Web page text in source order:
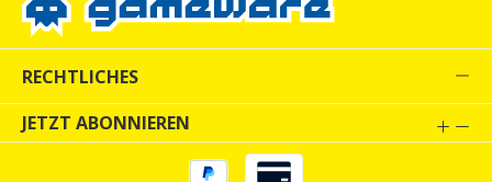
RECHTLICHES
JETZT ABONNIEREN